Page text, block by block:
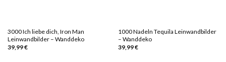
3000 Ich liebe dich, Iron Man
Leinwandbilder – Wanddeko
39,99€
1000 Nadeln Tequila Leinwandbilder
– Wanddeko
39,99€